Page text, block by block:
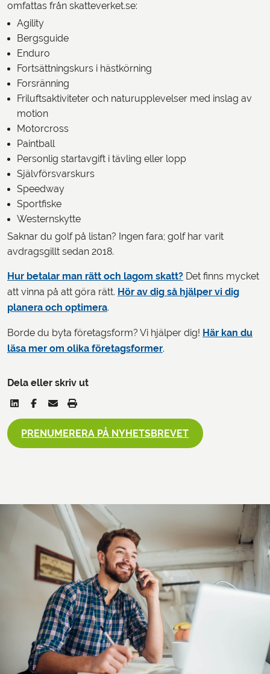
omfattas från skatteverket.se:
Agility
Bergsguide
Enduro
Fortsättningskurs i hästkörning
Forsränning
Friluftsaktiviteter och naturupplevelser med inslag av
motion
Motorcross
Paintball
Personlig startavgift i tävling eller lopp
Självförsvarskurs
Speedway
Sportfiske
Westernskytte
Saknar du golf på listan? Ingen fara; golf har varit
avdragsgillt sedan 2018.
Hur betalar man rätt och lagom skatt? Det finns mycket
att vinna på att göra rätt. Hör av dig så hjälper vi dig
planera och optimera.
Borde du byta företagsform? Vi hjälper dig! Här kan du
läsa mer om olika företagsformer.
Dela eller skriv ut
PRENUMERERA PÅ NYHETSBREVET